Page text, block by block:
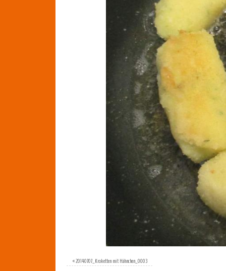
«20140707_Kroketten mit Hähnchen_0003